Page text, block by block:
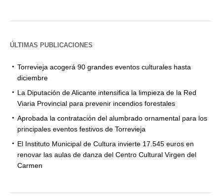
ÚLTIMAS PUBLICACIONES
Torrevieja acogerá 90 grandes eventos culturales hasta
diciembre
La Diputación de Alicante intensifica la limpieza de la Red
Viaria Provincial para prevenir incendios forestales
Aprobada la contratación del alumbrado ornamental para los
principales eventos festivos de Torrevieja
El Instituto Municipal de Cultura invierte 17.545 euros en
renovar las aulas de danza del Centro Cultural Virgen del
Carmen